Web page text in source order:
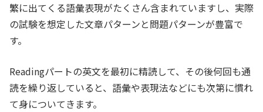
繁に出てくる語彙表現がたくさん含まれていますし、実際
の試験を想定した文章パターンと問題パターンが豊富で
す。
Readingパートの英文を最初に精読して、その後何回も通
読を繰り返していると、語彙や表現法などにも次第に慣れ
て身についてきます。